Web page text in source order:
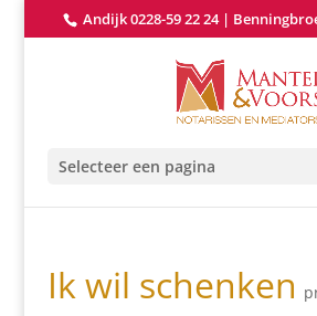
Andijk 0228-59 22 24|
Selecteer een pagina
Ik wil schenken